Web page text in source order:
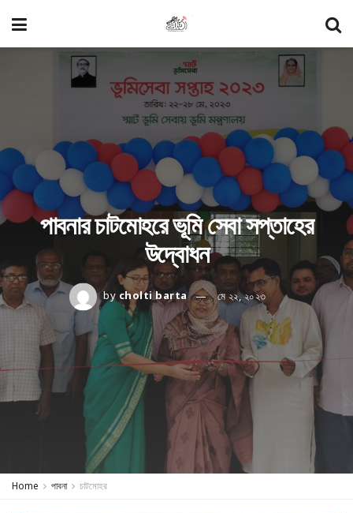
পাবনার চাটমোহরে ভূমি সেবা সপ্তাহের
উদ্বোধন
by cholti barta মে ২২, ২০২৩
Home পাবনা চাটমোহর